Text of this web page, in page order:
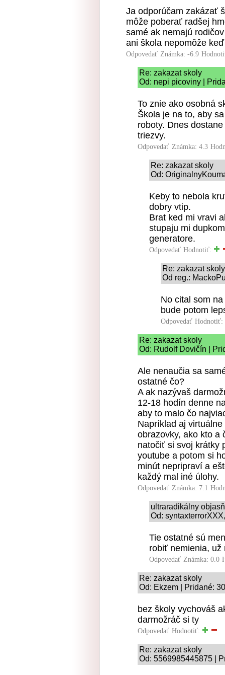
Ja odporúčam zakázať
môže poberať radšej
samé ak nemajú
ani škola nepomôže
Odpovedať Známka: -6.9
Re: zakazat skoly
Od: nepi picoviny |
To znie ako osobná
Škola je na to, aby
roboty. Dnes
triezvy.
Odpovedať Známka: 4.3
Re: zakazat skoly
Od:
Keby to nebola
dobry vtip.
Brat ked mi vravi
stupaju mi
generatore.
Odpovedať Hodnotiť:
Re: zakazat skoly
Od reg.:
No cital som
bude potom
Odpovedať Hodnotiť:
Re: zakazat skoly
Od: Rudolf Dovičín |
Ale nenaučia sa
ostatné čo?
A ak nazývaš
12-18 hodín denne
aby to malo čo
Napríklad aj
obrazovky, ako kto a
natočiť si svoj krátky
youtube a potom si
minút nepripraví a
každý mal iné úlohy.
Odpovedať Známka: 7.1
ultraradikálny
Od:
Tie ostatné sú
robiť nemienia, už
Odpovedať Známka: 0.0
Re: zakazat skoly
Od: Ekzem | Pridané:
bez školy vychováš
darmožráč si ty
Odpovedať Hodnotiť:
Re: zakazat skoly
Od: 5569985445875 |